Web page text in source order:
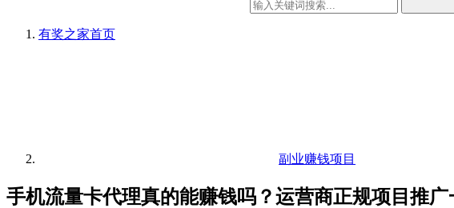
有奖之家首页
副业赚钱项目
手机流量卡代理真的能赚钱吗？运营商正规项目推广